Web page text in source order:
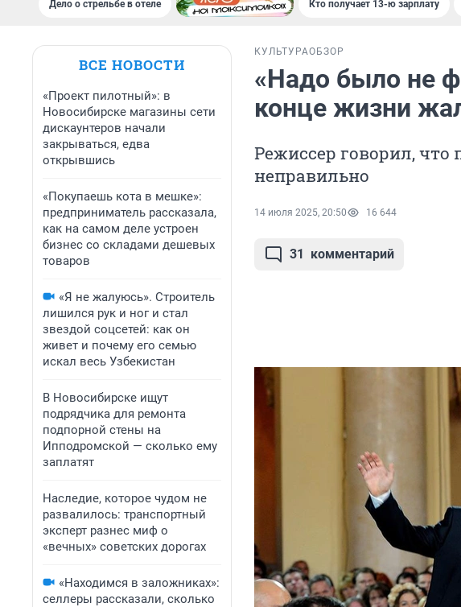
Дело о стрельбе в отеле Кто получает 13-ю зарплату
ВСЕ НОВОСТИ
«Проект пилотный»: в
Новосибирске магазины сети
дискаунтеров начали
закрываться, едва
открывшись
«Покупаешь кота в мешке»:
предприниматель рассказала,
как на самом деле устроен
бизнес со складами дешевых
товаров
«Я не жалуюсь». Строитель
лишился рук и ног и стал
звездой соцсетей: как он
живет и почему его семью
искал весь Узбекистан
В Новосибирске ищут
подрядчика для ремонта
подпорной стены на
Ипподромской — сколько ему
заплатят
Наследие, которое чудом не
развалилось: транспортный
эксперт разнес миф о
«вечных» советских дорогах
«Находимся в заложниках»:
селлеры рассказали, сколько
КУЛЬТУРАОБЗОР
«Надо было не
конце жизни
Режиссер говорил,
неправильно
14 июля 2025, 20:50 16 644
31 комментарий